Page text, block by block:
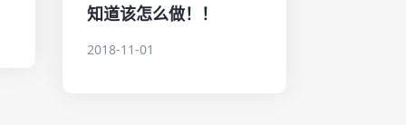
知道该怎么做！！
2018-11-01